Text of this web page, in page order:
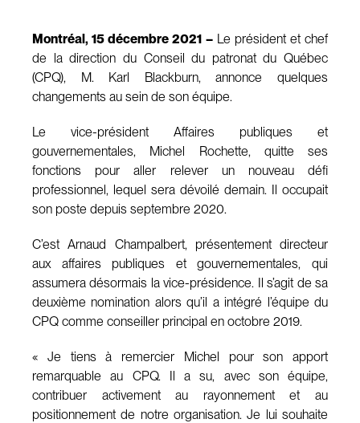
Montréal, 15 décembre 2021 –Le président et chef
de la direction du Conseil du patronat du Québec
(CPQ), M. Karl Blackburn, annonce quelques
changements au sein de son équipe.
Le vice-président Affaires publiques et
gouvernementales, Michel Rochette, quitte ses
fonctions pour aller relever un nouveau défi
professionnel, lequel sera dévoilé demain. Il occupait
son poste depuis septembre 2020.
C’est Arnaud Champalbert, présentement directeur
aux affaires publiques et gouvernementales, qui
assumera désormais la vice-présidence. Il s’agit de sa
deuxième nomination alors qu’il a intégré l’équipe du
CPQ comme conseiller principal en octobre 2019.
« Je tiens à remercier Michel pour son apport
remarquable au CPQ. Il a su, avec son équipe,
contribuer activement au rayonnement et au
positionnement de notre organisation. Je lui souhaite